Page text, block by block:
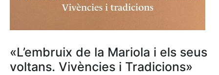
«L’embruix de la Mariola i els seus
voltans. Vivències i Tradicions»